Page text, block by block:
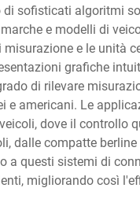
sofisticati algoritmi
e modelli di
e le unità
grafiche
di rilevare
e americani. Le
dove il
dalle compatte
a questi sistemi di
migliorando così